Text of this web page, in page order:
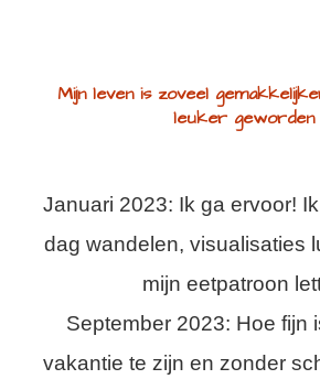
Mijn leven is zoveel
leuker geworden
Januari 2023: Ik ga ervoor!
dag wandelen, visualisaties
mijn eetpatroon
September 2023: Hoe fijn
vakantie te zijn en zonder